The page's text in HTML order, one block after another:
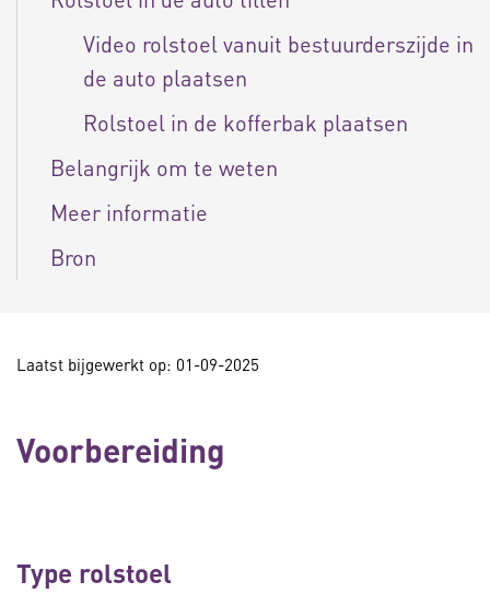
Video rolstoel vanuit bestuurderszijde in
de auto plaatsen
Rolstoel in de kofferbak plaatsen
Belangrijk om te weten
Meer informatie
Bron
Laatst bijgewerkt op: 01-09-2025
Voorbereiding
Type rolstoel